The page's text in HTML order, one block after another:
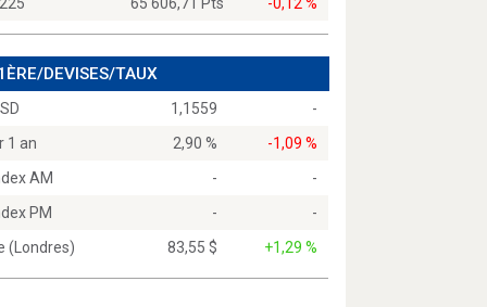
DEVISES/TAUX
1,1559
-
1 an
2,90 %
-1,09 %
AM
-
-
PM
-
-
(Londres)
83,55 $ +1,29 %